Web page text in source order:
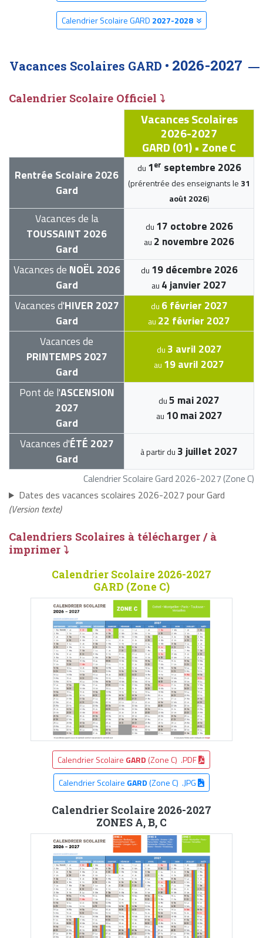
Calendrier Scolaire GARD 2027-2028
Vacances Scolaires GARD • 2026-2027
Calendrier Scolaire Officiel ⤵
Calendrier Scolaire Gard 2026-2027 (Zone C)
Vacances Scolaires
2026-2027
GARD (01) • Zone C
Rentrée Scolaire 2026
Gard
du 1er septembre 2026
(prérentrée des enseignants le 31
août 2026)
Vacances de la
TOUSSAINT 2026
Gard
du 17 octobre 2026
au 2 novembre 2026
Vacances de NOËL 2026
Gard
du 19 décembre 2026
au 4 janvier 2027
Vacances d'HIVER 2027
Gard
du 6 février 2027
au 22 février 2027
Vacances de
PRINTEMPS 2027
Gard
du 3 avril 2027
au 19 avril 2027
Pont de l'ASCENSION
2027
Gard
du5 mai 2027
au 10 mai 2027
Vacances d'ÉTÉ 2027
Gard
à partir du 3 juillet 2027
Dates des vacances scolaires 2026-2027 pour Gard
(Version texte)
Calendriers Scolaires à télécharger / à
imprimer ⤵
Calendrier Scolaire 2026-2027
GARD (Zone C)
Calendrier Scolaire GARD (Zone C) .PDF
Calendrier Scolaire GARD(Zone C) .JPG
Calendrier Scolaire 2026-2027
ZONES A, B, C